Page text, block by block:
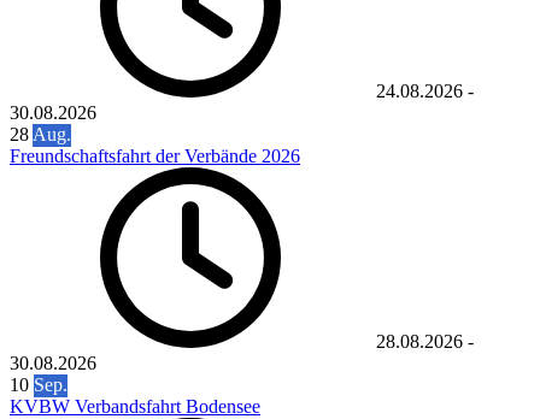
24.08.2026 -
30.08.2026
28Aug.
Freundschaftsfahrt der Verbände 2026
28.08.2026 -
30.08.2026
10 Sep.
KVBW Verbandsfahrt Bodensee